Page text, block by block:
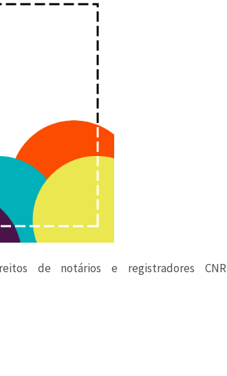
de notários e registradores CNR